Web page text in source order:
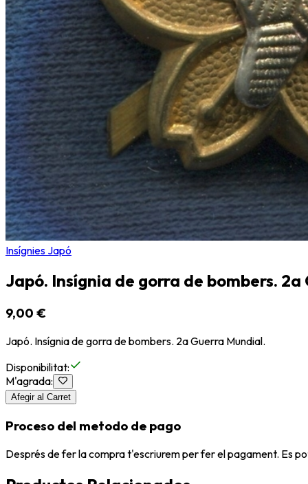
Insígnies Japó
Japó. Insígnia de gorra de bombers. 2a
9,00 €
Japó. Insígnia de gorra de bombers. 2a Guerra Mundial.
Disponibilitat:
M'agrada:
Afegir al Carret
Proceso del metodo de pago
Després de fer la compra t'escriurem per fer el pagament. Es